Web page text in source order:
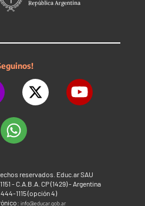
reservados. Educ.ar SAU
- C.A.B.A. CP (1429) - Argentina
1115 (opción 4)
info@educar.gob.ar